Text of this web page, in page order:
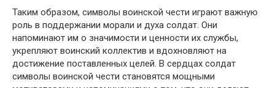
Таким образом, символы воинской чести играют важную
роль в поддержании морали и духа солдат. Они
напоминают им о значимости и ценности их службы,
укрепляют воинский коллектив и вдохновляют на
достижение поставленных целей. В сердцах солдат
символы воинской чести становятся мощными